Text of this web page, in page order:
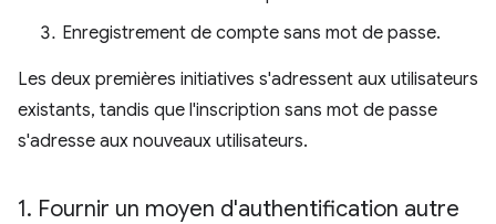
Enregistrement de compte sans mot de passe.
Les deux premières initiatives s'adressent aux utilisateurs
existants, tandis que l'inscription sans mot de passe
s'adresse aux nouveaux utilisateurs.
1. Fournir un moyen d'authentification autre